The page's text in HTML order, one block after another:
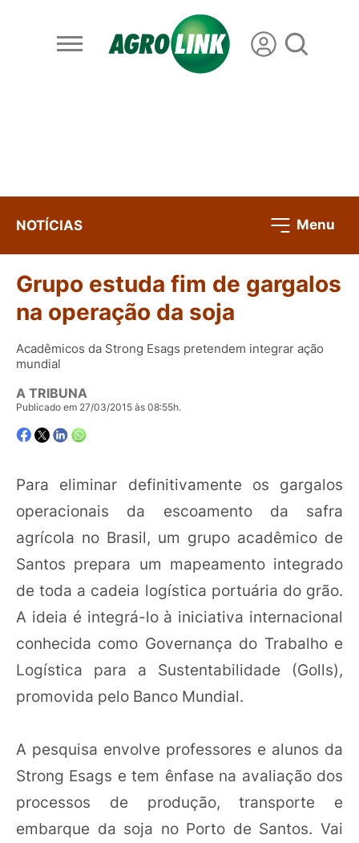
NOTÍCIAS Menu
Grupo estuda fim de gargalos
na operação da soja
Acadêmicos da Strong Esags pretendem integrar ação
mundial
A TRIBUNA
Publicado em 27/03/2015 às 08:55h.
Para eliminar definitivamente os gargalos
operacionais da escoamento da safra
agrícola no Brasil, um grupo acadêmico de
Santos prepara um mapeamento integrado
de toda a cadeia logística portuária do grão.
A ideia é integrá-lo à iniciativa internacional
conhecida como Governança do Trabalho e
Logística para a Sustentabilidade (Golls),
promovida pelo Banco Mundial.
A pesquisa envolve professores e alunos da
Strong Esags e tem ênfase na avaliação dos
processos de produção, transporte e
embarque da soja no Porto de Santos. Vai